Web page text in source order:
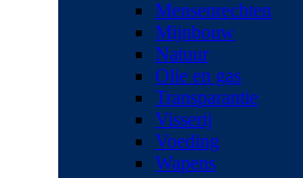
Mensenrechten
Mijnbouw
Natuur
Olie en gas
Transparantie
Visserij
Voeding
Wapens